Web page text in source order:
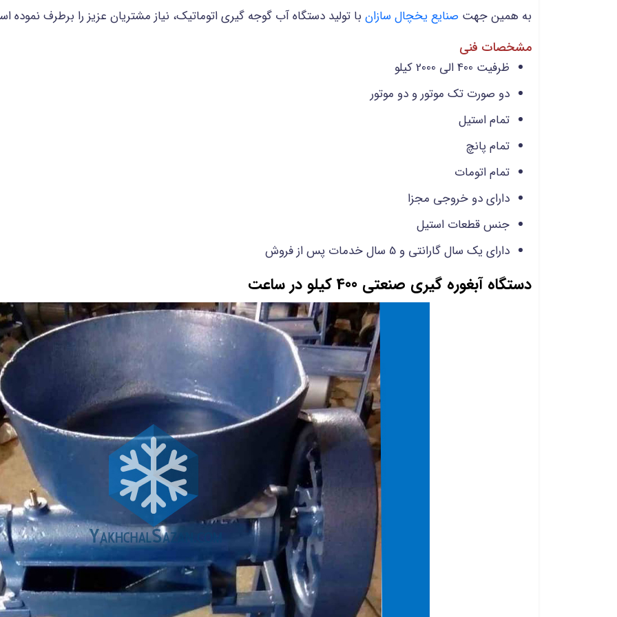
به همین جهت صنایع یخچال سازان با تولید دستگاه آب گوجه گیری اتوماتیک، نیاز مشتریان عزیز را برطرف نموده
مشخصات فنی
ظرفیت 400 الی 2000 کیلو
دو صورت تک موتور و دو موتور
تمام استیل
تمام پانچ
تمام اتومات
دارای دو خروجی مجزا
جنس قطعات استیل
دارای یک سال گارانتی و 5 سال خدمات پس از فروش
دستگاه آبغوره گیری صنعتی 400 کیلو در ساعت